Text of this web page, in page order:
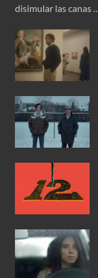
disimular las canas …